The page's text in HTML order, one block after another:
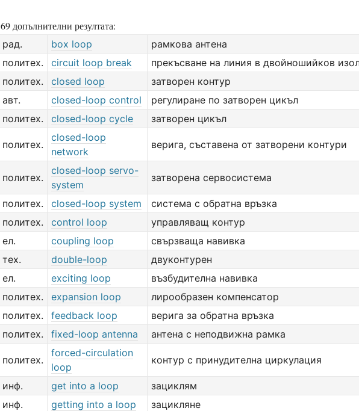
69 допълнителни резултата:
рад. box loop
рамкова антена
политех.
circuit loop break
прекъсване на линия в двойношийков
политех.
closed loop
затворен контур
авт.
closed-loop control
регулиране по затворен цикъл
политех.
closed-loop cycle затворен цикъл
политех.
closed-loop
network
верига, съставена от затворени контури
политех.
closed-loop servo-
system
затворена сервосистема
политех. closed-loop system
система с обратна връзка
политех.
control loop
управляващ контур
ел.
coupling loop
свързваща навивка
тех.
double-loop
двуконтурен
ел.
exciting loop
възбудителна навивка
политех.
expansion loop
лирообразен компенсатор
политех.
feedback loop
верига за обратна връзка
политех.
fixed-loop antenna антена с неподвижна рамка
политех.
forced-circulation
loop
контур с принудителна циркулация
инф. get into a loop
зациклям
инф.
getting into a loop зацикляне